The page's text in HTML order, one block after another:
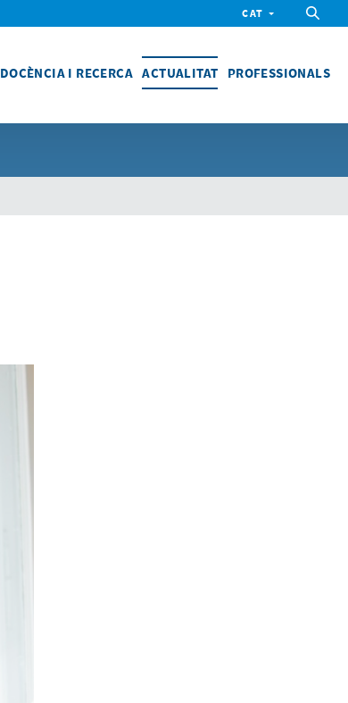
CAT
DOCÈNCIA I RECERCA ACTUALITAT PROFESSIONALS